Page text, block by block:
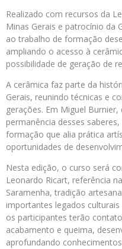
Realizado com recursos da
Minas Gerais e patrocínio da
ao trabalho de formação
ampliando o acesso à
possibilidade de geração de
A cerâmica faz parte da
Gerais, reunindo técnicas e
gerações. Em Miguel
permanência desses
formação que alia prática
oportunidades de
Nesta edição, o curso será
Leonardo Ricart, referência
Saramenha, tradição
importantes legados
os participantes terão
acabamento e queima,
aprofundando